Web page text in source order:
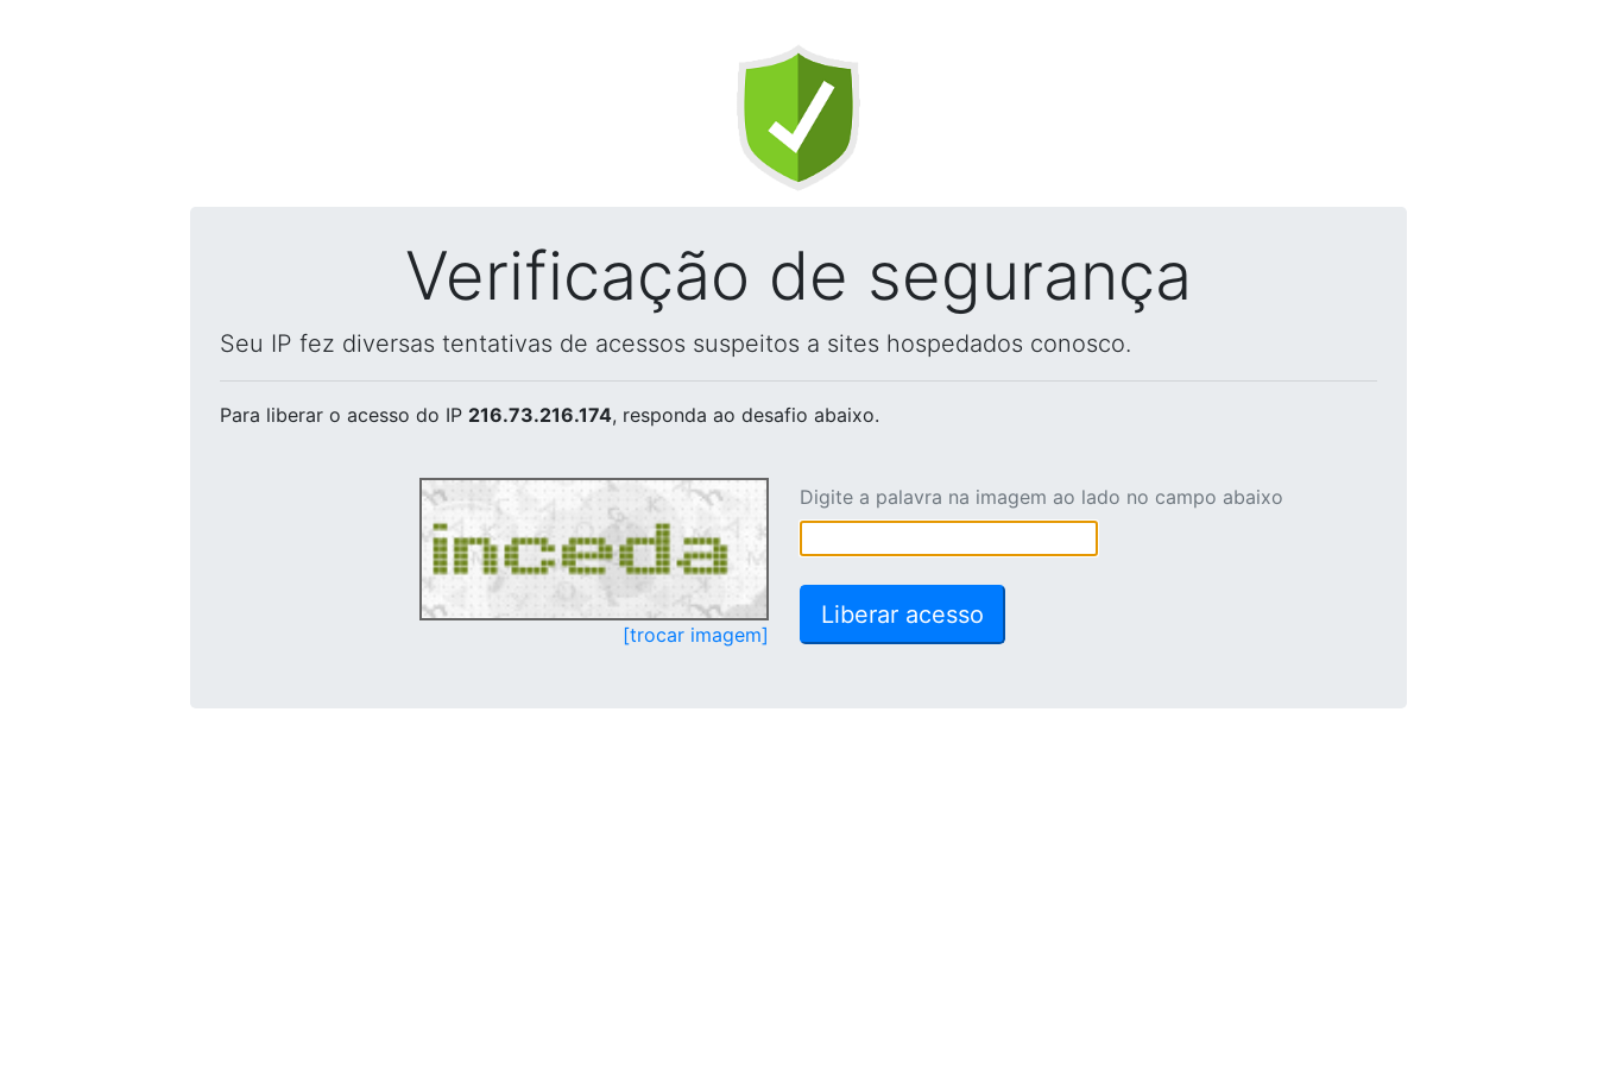
Verificação de segurança
Seu IP fez diversas tentativas de acessos suspeitos a sites hospedados conosco.
Para liberar o acesso do IP 216.73.216.174, responda ao desafio abaixo.
[trocar imagem]
Digite a palavra na imagem ao lado no campo abaixo